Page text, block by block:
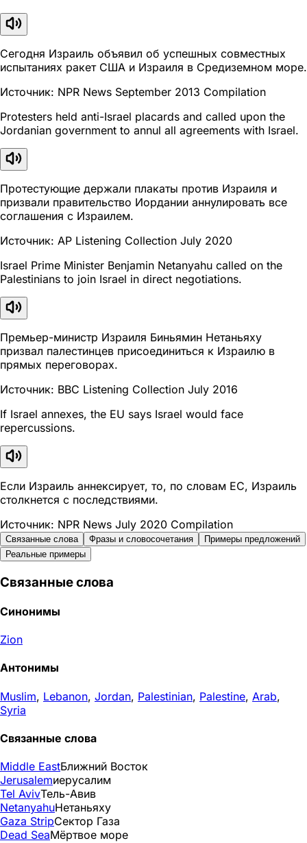
Сегодня Израиль объявил об успешных совместных
испытаниях ракет США и Израиля в Средиземном море.
Источник: NPR News September 2013 Compilation
Protesters held anti-Israel placards and called upon the
Jordanian government to annul all agreements with Israel.
Протестующие держали плакаты против Израиля и
призвали правительство Иордании аннулировать все
соглашения с Израилем.
Источник: AP Listening Collection July 2020
Israel Prime Minister Benjamin Netanyahu called on the
Palestinians to join Israel in direct negotiations.
Премьер-министр Израиля Биньямин Нетаньяху
призвал палестинцев присоединиться к Израилю в
прямых переговорах.
Источник: BBC Listening Collection July 2016
If Israel annexes, the EU says Israel would face
repercussions.
Если Израиль аннексирует, то, по словам ЕС, Израиль
столкнется с последствиями.
Источник: NPR News July 2020 Compilation
Связанные слова Фразы и словосочетания
Примеры предложений
Реальные примеры
Связанные слова
Синонимы
Zion
Антонимы
Muslim, Lebanon, Jordan, Palestinian, Palestine, Arab,
Syria
Связанные слова
Middle EastБлижний Восток
Jerusalemиерусалим
Tel AvivТель-Авив
NetanyahuНетаньяху
Gaza StripСектор Газа
Dead SeaМёртвое море